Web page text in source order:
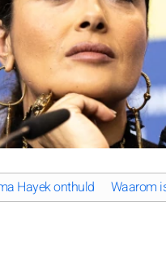
Hayek onthuld Waarom